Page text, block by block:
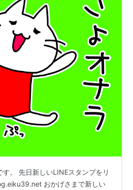
す。 先日新しいLINEスタンプをリ
おかげさまで新しい